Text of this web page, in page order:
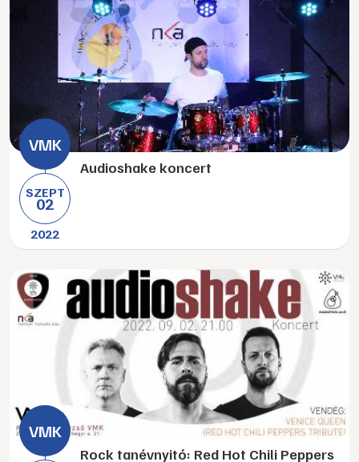
SZEPT
02
2022
Audioshake koncert
Rock tanévnyitó: Red Hot Chili Peppers